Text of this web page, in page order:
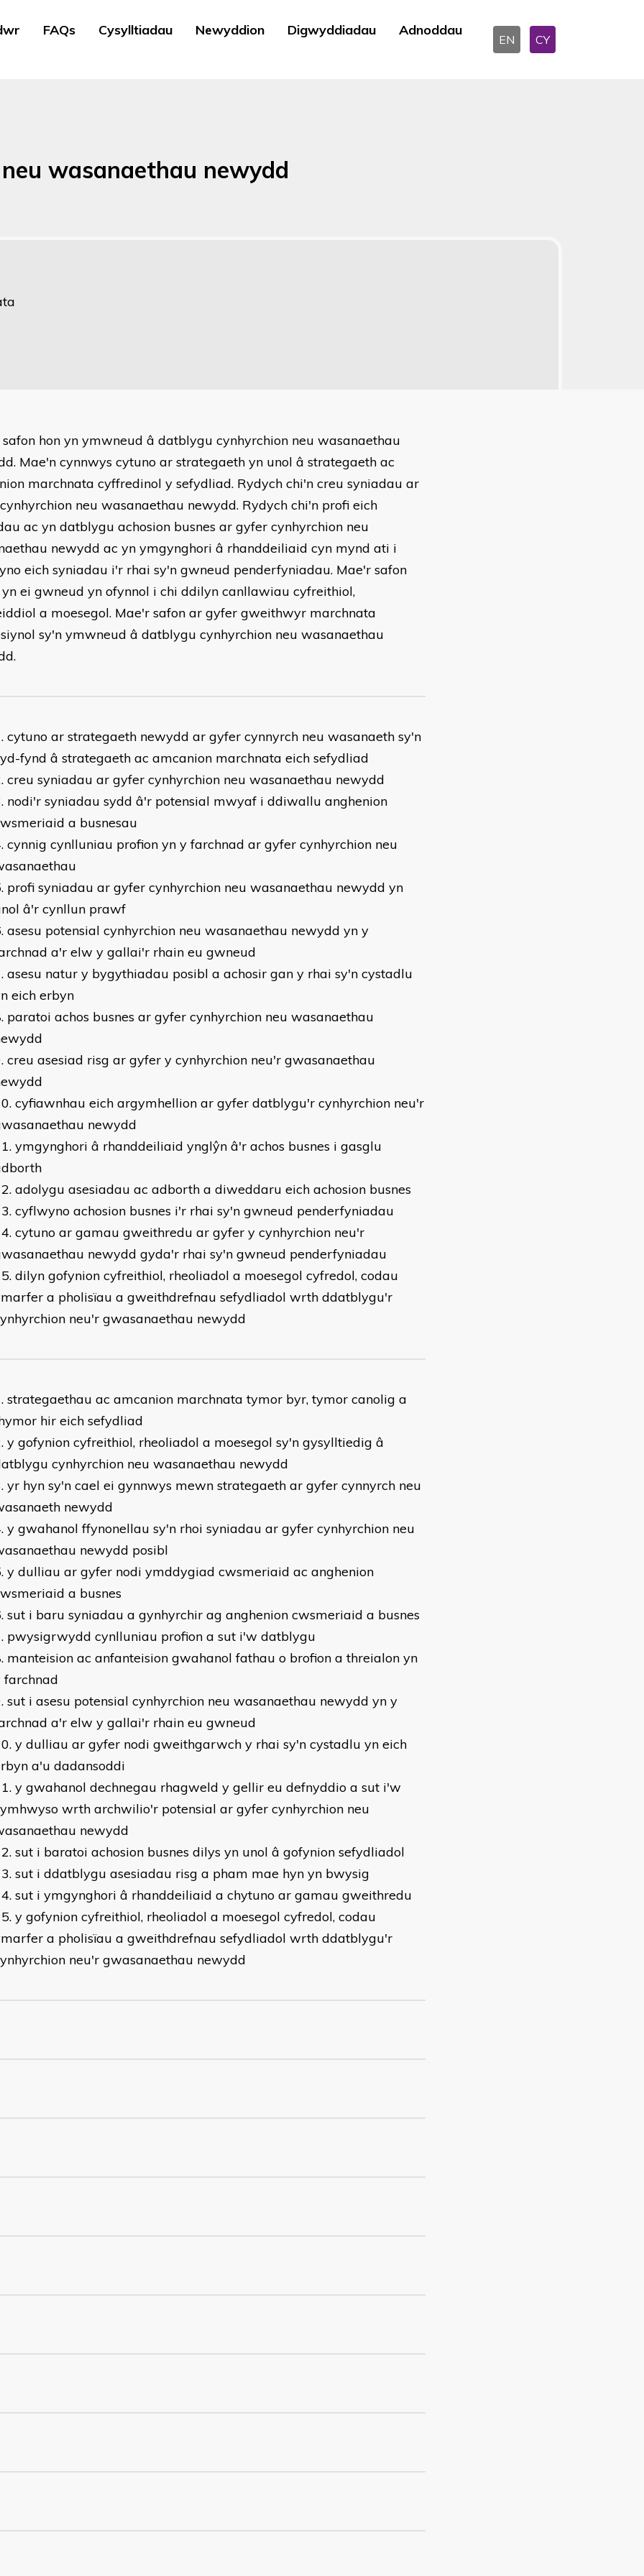
FAQs Cysylltiadau Newyddion Digwyddiadau Adnoddau
EN CY
wasanaethau newydd
hon yn ymwneud â datblygu cynhyrchion neu wasanaethau
Mae'n cynnwys cytuno ar strategaeth yn unol â strategaeth ac
marchnata cyffredinol y sefydliad. Rydych chi'n creu syniadau ar
neu wasanaethau newydd. Rydych chi'n profi eich
ac yn datblygu achosion busnes ar gyfer cynhyrchion neu
newydd ac yn ymgynghori â rhanddeiliaid cyn mynd ati i
eich syniadau i'r rhai sy'n gwneud penderfyniadau. Mae'r safon
ei gwneud yn ofynnol i chi ddilyn canllawiau cyfreithiol,
a moesegol. Mae'r safon ar gyfer gweithwyr marchnata
sy'n ymwneud â datblygu cynhyrchion neu wasanaethau
cytuno ar strategaeth newydd ar gyfer cynnyrch neu wasanaeth sy'n
fynd â strategaeth ac amcanion marchnata eich sefydliad
creu syniadau ar gyfer cynhyrchion neu wasanaethau newydd
nodi'r syniadau sydd â'r potensial mwyaf i ddiwallu anghenion
a busnesau
cynnig cynlluniau profion yn y farchnad ar gyfer cynhyrchion neu
profi syniadau ar gyfer cynhyrchion neu wasanaethau newydd yn
â'r cynllun prawf
asesu potensial cynhyrchion neu wasanaethau newydd yn y
a'r elw y gallai'r rhain eu gwneud
asesu natur y bygythiadau posibl a achosir gan y rhai sy'n cystadlu
eich erbyn
paratoi achos busnes ar gyfer cynhyrchion neu wasanaethau
creu asesiad risg ar gyfer y cynhyrchion neu'r gwasanaethau
cyfiawnhau eich argymhellion ar gyfer datblygu'r cynhyrchion neu'r
newydd
ymgynghori â rhanddeiliaid ynglŷn â'r achos busnes i gasglu
adolygu asesiadau ac adborth a diweddaru eich achosion busnes
cyflwyno achosion busnes i'r rhai sy'n gwneud penderfyniadau
cytuno ar gamau gweithredu ar gyfer y cynhyrchion neu'r
newydd gyda'r rhai sy'n gwneud penderfyniadau
dilyn gofynion cyfreithiol, rheoliadol a moesegol cyfredol, codau
a pholisïau a gweithdrefnau sefydliadol wrth ddatblygu'r
neu'r gwasanaethau newydd
strategaethau ac amcanion marchnata tymor byr, tymor canolig a
hir eich sefydliad
y gofynion cyfreithiol, rheoliadol a moesegol sy'n gysylltiedig â
cynhyrchion neu wasanaethau newydd
yr hyn sy'n cael ei gynnwys mewn strategaeth ar gyfer cynnyrch neu
newydd
y gwahanol ffynonellau sy'n rhoi syniadau ar gyfer cynhyrchion neu
newydd posibl
y dulliau ar gyfer nodi ymddygiad cwsmeriaid ac anghenion
a busnes
sut i baru syniadau a gynhyrchir ag anghenion cwsmeriaid a busnes
pwysigrwydd cynlluniau profion a sut i'w datblygu
manteision ac anfanteision gwahanol fathau o brofion a threialon yn
farchnad
sut i asesu potensial cynhyrchion neu wasanaethau newydd yn y
a'r elw y gallai'r rhain eu gwneud
y dulliau ar gyfer nodi gweithgarwch y rhai sy'n cystadlu yn eich
a'u dadansoddi
y gwahanol dechnegau rhagweld y gellir eu defnyddio a sut i'w
wrth archwilio'r potensial ar gyfer cynhyrchion neu
newydd
sut i baratoi achosion busnes dilys yn unol â gofynion sefydliadol
sut i ddatblygu asesiadau risg a pham mae hyn yn bwysig
sut i ymgynghori â rhanddeiliaid a chytuno ar gamau gweithredu
y gofynion cyfreithiol, rheoliadol a moesegol cyfredol, codau
a pholisïau a gweithdrefnau sefydliadol wrth ddatblygu'r
neu'r gwasanaethau newydd